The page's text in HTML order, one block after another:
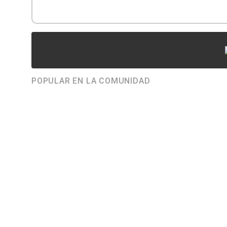
POPULAR EN LA COMUNIDAD